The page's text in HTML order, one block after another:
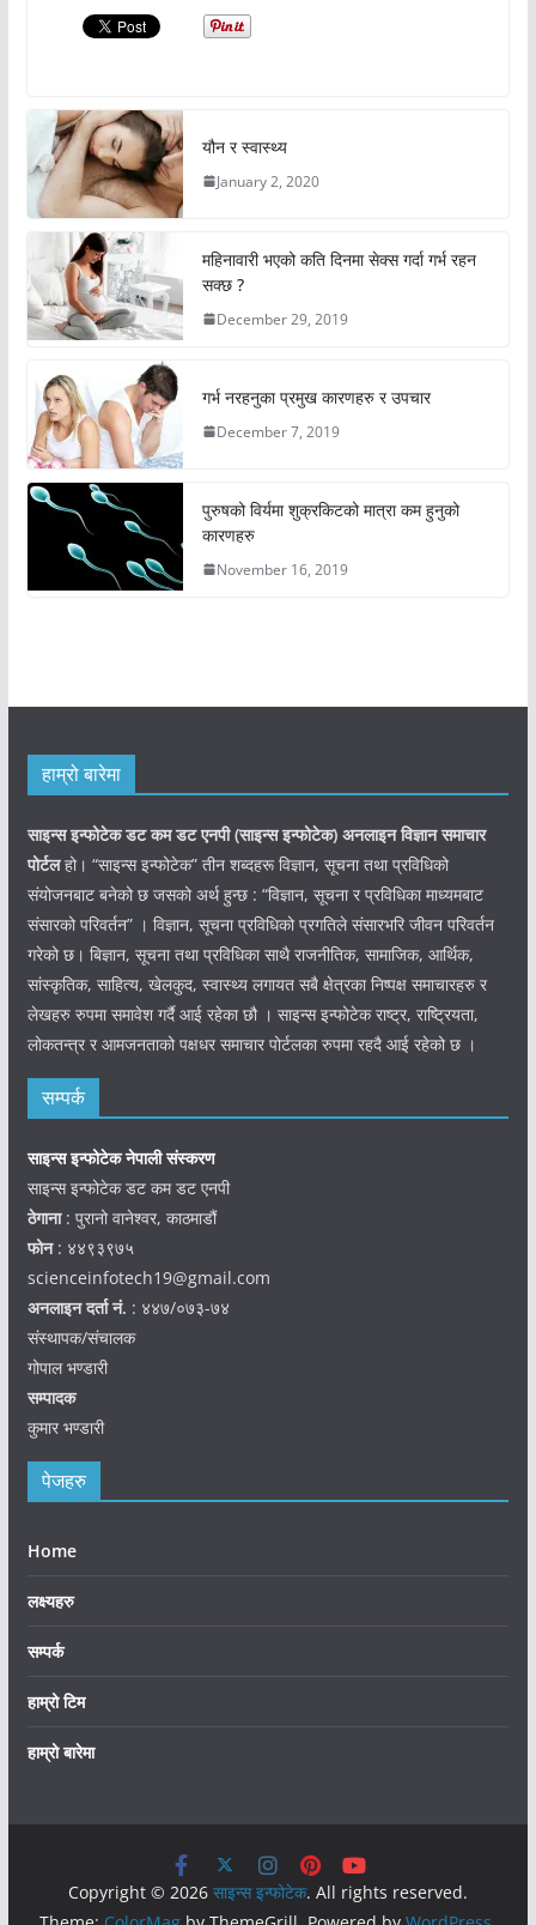
यौन र स्वास्थ्य
January 2, 2020
महिनावारी भएको कति दिनमा सेक्स गर्दा गर्भ रहन
सक्छ ?
December 29, 2019
गर्भ नरहनुका प्रमुख कारणहरु र उपचार
December 7, 2019
पुरुषको विर्यमा शुक्रकिटको मात्रा कम हुनुको
कारणहरु
November 16, 2019
हाम्रो बारेमा
साइन्स इन्फोटेक डट कम डट एनपी (साइन्सइन्फोटेक) अनलाइन विज्ञान समाचार
पोर्टलहो। “साइन्स इन्फोटेक” तीन शब्दहरू विज्ञान, सूचना तथा प्रविधिको
संयोजनबाट बनेको छ जसको अर्थ हुन्छ : “विज्ञान, सूचना र प्रविधिका माध्यमबाट
संसारको परिवर्तन” । विज्ञान, सूचना प्रविधिको प्रगतिले संसारभरि जीवन परिवर्तन
गरेको छ। बिज्ञान, सूचना तथा प्रविधिका साथै राजनीतिक, सामाजिक, आर्थिक,
सांस्कृतिक, साहित्य, खेलकुद, स्वास्थ्य लगायत सबै क्षेत्रका निष्पक्ष समाचारहरु र
लेखहरु रुपमा समावेश गर्दै आई रहेका छौ । साइन्स इन्फोटेक राष्ट्र, राष्ट्रियता,
लोकतन्त्र र आमजनताको पक्षधर समाचार पोर्टलका रुपमा रहदै आई रहेको छ ।
सम्पर्क
साइन्स इन्फोटेक नेपाली संस्करण
साइन्स इन्फोटेक डट कम डट एनपी
ठेगाना: पुरानो वानेश्वर, काठमाडौं
फोन: ४४९३९७५
scienceinfotech19@gmail.com
अनलाइन दर्ता नं. : ४४७/०७३-७४
संस्थापक/संचालक
गोपाल भण्डारी
सम्पादक
कुमार भण्डारी
पेजहरु
Home
लक्ष्यहरु
सम्पर्क
हाम्रो टिम
हाम्रो बारेमा
Copyright © 2026 साइन्स इन्फोटेक. All rights reserved.